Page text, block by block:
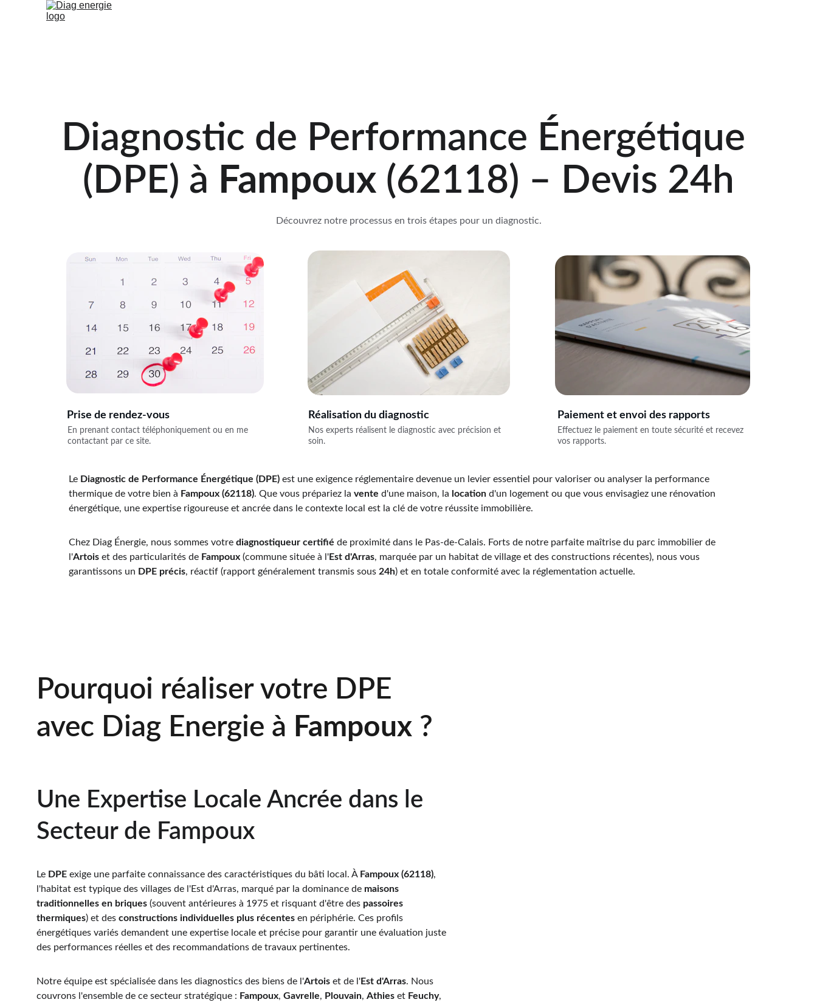
Diagnostic de Performance Énergétique
(DPE) à Fampoux (62118) – Devis 24h
Découvrez notre processus en trois étapes pour un diagnostic.
Prise de rendez-vous
En prenant contact téléphoniquement ou en me
contactant par ce site.
Réalisation du diagnostic
Nos experts réalisent le diagnostic avec précision et
soin.
Paiement et envoi des rapports
Effectuez le paiement en toute sécurité et recevez
vos rapports.
Le Diagnostic de Performance Énergétique (DPE) est une exigence réglementaire devenue un levier essentiel pour valoriser ou analyser la performance
thermique de votre bien à Fampoux (62118). Que vous prépariez la vente d'une maison, la location d'un logement ou que vous envisagiez une rénovation
énergétique, une expertise rigoureuse et ancrée dans le contexte local est la clé de votre réussite immobilière.
Chez Diag Énergie, nous sommes votre diagnostiqueur certifié de proximité dans le Pas-de-Calais. Forts de notre parfaite maîtrise du parc immobilier de
l'Artois et des particularités de Fampoux (commune située à l'Est d'Arras, marquée par un habitat de village et des constructions récentes), nous vous
garantissons un DPE précis, réactif (rapport généralement transmis sous 24h) et en totale conformité avec la réglementation actuelle.
Pourquoi réaliser votre DPE
avec Diag Energie à Fampoux ?
Une Expertise Locale Ancrée dans le
Secteur de Fampoux
Le DPE exige une parfaite connaissance des caractéristiques du bâti local. À Fampoux (62118),
l'habitat est typique des villages de l'Est d'Arras, marqué par la dominance de maisons
traditionnelles en briques (souvent antérieures à 1975 et risquant d'être des passoires
thermiques) et des constructions individuelles plus récentes en périphérie. Ces profils
énergétiques variés demandent une expertise locale et précise pour garantir une évaluation juste
des performances réelles et des recommandations de travaux pertinentes.
Notre équipe est spécialisée dans les diagnostics des biens de l'Artois et de l'Est d'Arras. Nous
couvrons l'ensemble de ce secteur stratégique : Fampoux, Gavrelle, Plouvain, Athies et Feuchy,